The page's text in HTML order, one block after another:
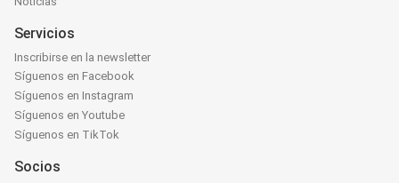
Servicios
Inscribirse en la newsletter
Síguenos en Facebook
Síguenos en Instagram
Síguenos en Youtube
Síguenos en TikTok
Socios